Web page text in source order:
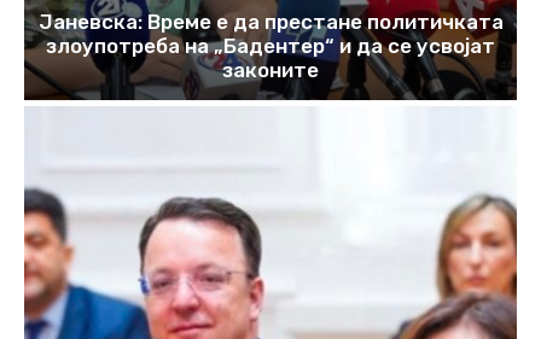
Јаневска: Време е да престане политичката
злоупотреба на „Бадентер“ и да се усвојат
законите